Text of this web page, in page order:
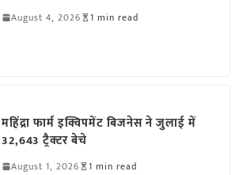
August 4, 2026 1 min read
महिंद्रा फार्म इक्विपमेंट बिजनेस ने जुलाई में
32,643 ट्रैक्टर बेचे
August 1, 2026 1 min read